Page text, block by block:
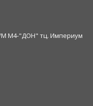
М М4-"ДОН" тц. Империум